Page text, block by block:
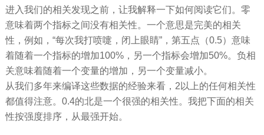
进入我们的相关发现之前，让我解释一下如何阅读它们。零
意味着两个指标之间没有相关性。一个意思是完美的相关
性，例如，“每次我打喷嚏，闭上眼睛”，第五点（0.5）意味
着随着一个指标的增加100%，另一个指标会增加50%。负相
关意味着随着一个变量的增加，另一个变量减小。
从我们多年来编译这些数据的经验来看，2以上的任何相关性
都值得注意。0.4的北是一个很强的相关性。我把下面的相关
性按强度排序，从最强开始。